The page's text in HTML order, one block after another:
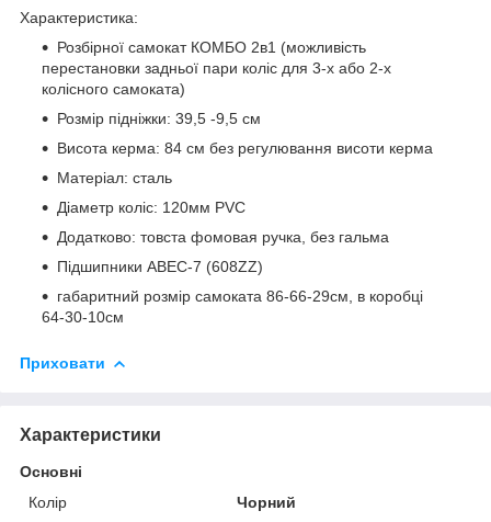
Характеристика:
Розбірної самокат КОМБО 2в1 (можливість
перестановки задньої пари коліс для 3-х або 2-х
колісного самоката)
Розмір підніжки: 39,5 -9,5 см
Висота керма: 84 см без регулювання висоти керма
Матеріал: сталь
Діаметр коліс: 120мм PVC
Додатково: товста фомовая ручка, без гальма
Підшипники ABEC-7 (608ZZ)
габаритний розмір самоката 86-66-29см, в коробці
64-30-10см
Приховати
Характеристики
Основні
Колір
Чорний